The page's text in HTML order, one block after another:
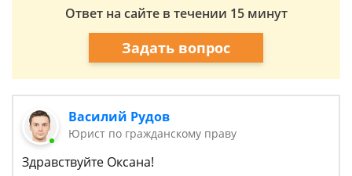
Ответ на сайте в течении 15 минут
Задать вопрос
Василий Рудов
Юрист по гражданскому праву
Здравствуйте Оксана!